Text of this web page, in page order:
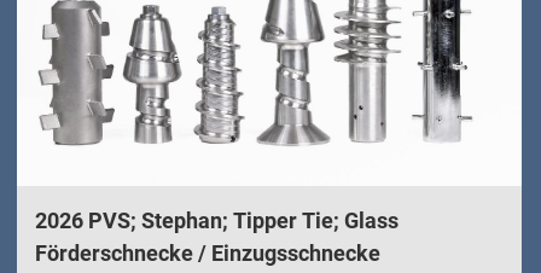
Sortieren nach
2026 PVS; Stephan; Tipper Tie; Glass
Förderschnecke / Einzugsschnecke